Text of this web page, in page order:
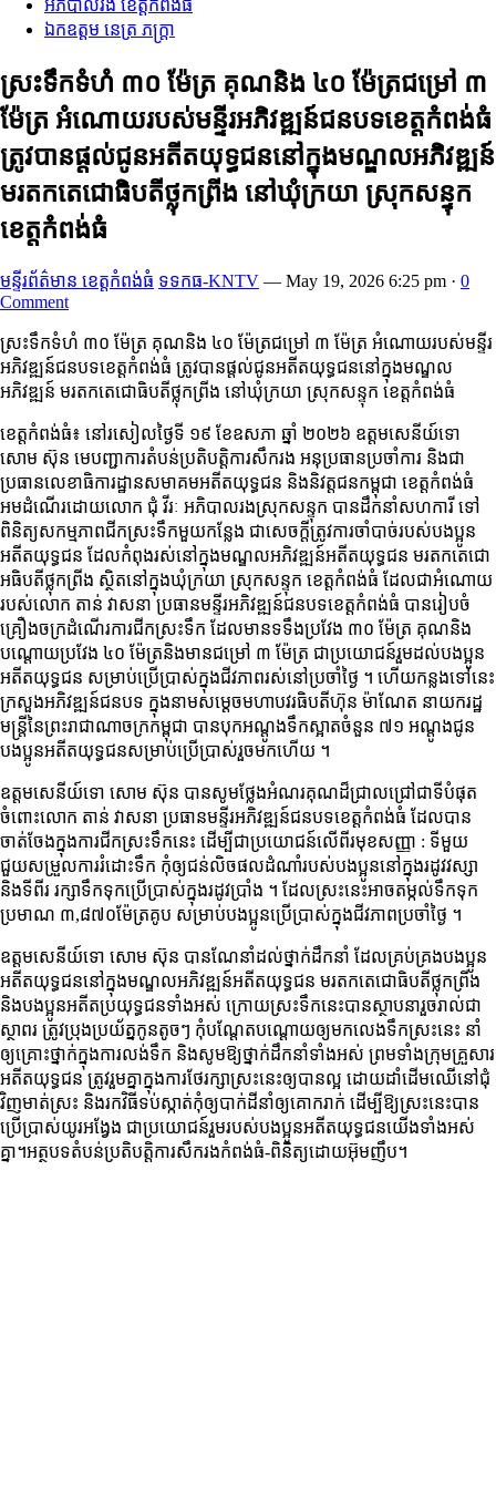
អភិបាលរង ខេត្តកំពង់ធំ
ឯកឧត្តម នេត្រ ភក្ត្រា
ស្រះទឹកទំហំ ៣០ ម៉ែត្រ គុណនិង ៤០ ម៉ែត្រជម្រៅ ៣
ម៉ែត្រ អំណោយរបស់មន្ទីរអភិវឌ្ឍន៍ជនបទខេត្តកំពង់ធំ
ត្រូវបានផ្ដល់ជូនអតីតយុទ្ធជននៅក្នុងមណ្ឌលអភិវឌ្ឍន៍
មរតកតេជោធិបតីថ្លុកព្រីង នៅឃុំក្រយា ស្រុកសន្ទុក
ខេត្តកំពង់ធំ
មន្ទីរព័ត៌មាន ខេត្តកំពង់ធំ ទទកធ-KNTV — May 19, 2026 6:25 pm · 0
Comment
ស្រះទឹកទំហំ ៣០ ម៉ែត្រ គុណនិង ៤០ ម៉ែត្រជម្រៅ ៣ ម៉ែត្រ អំណោយរបស់មន្ទីរ
អភិវឌ្ឍន៍ជនបទខេត្តកំពង់ធំ ត្រូវបានផ្ដល់ជូនអតីតយុទ្ធជននៅក្នុងមណ្ឌល
អភិវឌ្ឍន៍ មរតកតេជោធិបតីថ្លុកព្រីង នៅឃុំក្រយា ស្រុកសន្ទុក ខេត្តកំពង់ធំ
ខេត្តកំពង់ធំ៖ នៅរសៀលថ្ងៃទី ១៩ ខែឧសភា ឆ្នាំ ២០២៦ ឧត្តមសេនីយ៍ទោ
សោម ស៊ុន មេបញ្ជាការតំបន់ប្រតិបត្តិការសឹករង អនុប្រធានប្រចាំការ និងជា
ប្រធានលេខាធិការដ្ឋានសមាគមអតីតយុទ្ធជន និងនិវត្តជនកម្ពុជា ខេត្តកំពង់ធំ
អមដំណើរដោយលោក ជុំ វីរៈ អភិបាលរងស្រុកសន្ទុក បានដឹកនាំសហការី ទៅ
ពិនិត្យសកម្មភាពជីកស្រះទឹកមួយកន្លែង ជាសេចក្តីត្រូវការចាំបាច់របស់បងប្អូន
អតីតយុទ្ធជន ដែលកំពុងរស់នៅក្នុងមណ្ឌលអភិវឌ្ឍន៍អតីតយុទ្ធជន មរតកតេជោ
អធិបតីថ្លុកព្រីង ស្ថិតនៅក្នុងឃុំក្រយា ស្រុកសន្ទុក ខេត្តកំពង់ធំ ដែលជាអំណោយ
របស់លោក តាន់ វាសនា ប្រធានមន្ទីរអភិវឌ្ឍន៍ជនបទខេត្តកំពង់ធំ បានរៀបចំ
គ្រឿងចក្រដំណើរការជីកស្រះទឹក ដែលមានទទឹងប្រវែង ៣០ ម៉ែត្រ គុណនិង
បណ្ដោយប្រវែង ៤០ ម៉ែត្រនិងមានជម្រៅ ៣ ម៉ែត្រ ជាប្រយោជន៍រួមដល់បងប្អូន
អតីតយុទ្ធជន សម្រាប់ប្រើប្រាស់ក្នុងជីវភាពរស់នៅប្រចាំថ្ងៃ ។ ហើយ​កន្លង​ទៅ​នេះ​
ក្រសួង​អភិវឌ្ឍន៍​ជនបទ​ ក្នុង​នាម​សម្ដេច​មហា​បវរ​ធិបតី​ហ៊ុន​ ម៉ាណែត​ នាយករដ្ឋ
មន្ត្រី​នៃ​ព្រះរាជាណាចក្រ​កម្ពុជា​ បាន​បុក​អណ្ដូង​ទឹក​ស្អាត​ចំនួន​ ៧១​ អណ្តូង​ជូន​
បងប្អូន​អតីត​យុទ្ធ​ជន​សម្រាប់​ប្រើ​ប្រាស់​រួចមក​ហើយ​ ។
ឧត្តមសេនីយ៍ទោ សោម ស៊ុន បានសូមថ្លែងអំណរគុណដ៏ជ្រាលជ្រៅជាទីបំផុត
ចំពោះលោក តាន់ វាសនា ប្រធានមន្ទីរអភិវឌ្ឍន៍ជនបទខេត្តកំពង់ធំ ដែលបាន
ចាត់ចែងក្នុងការជីកស្រះទឹកនេះ ដើម្បីជាប្រយោជន៍លើពីរមុខសញ្ញា : ទីមួយ
ជួយសម្រួលការរំដោះទឹក កុំឲ្យជន់លិចផលដំណាំរបស់បងប្អូននៅក្នុងរដូវវស្សា
និងទីពីរ រក្សាទឹកទុកប្រើប្រាស់ក្នុងរដូវប្រាំង ។ ដែលស្រះនេះអាចតម្កល់ទឹកទុក
ប្រមាណ ៣,៨៧០ម៉ែត្រគូប សម្រាប់បងប្អូនប្រើប្រាស់ក្នុងជីវភាពប្រចាំថ្ងៃ ។
ឧត្តមសេនីយ៍ទោ សោម ស៊ុន បានណែនាំដល់ថ្នាក់ដឹកនាំ ដែលគ្រប់គ្រងបងប្អូន
អតីតយុទ្ធជននៅក្នុងមណ្ឌលអភិវឌ្ឍន៍អតីតយុទ្ធជន មរតកតេជោធិបតីថ្លុកព្រីង
និងបងប្អូនអតីតប្រយុទ្ធជនទាំងអស់ ក្រោយស្រះទឹកនេះបានស្ថាបនារួចរាល់ជា
ស្ថាពរ ត្រូវប្រុងប្រយ័ត្នកូនតូចៗ កុំបណ្ដែតបណ្ដោយឲ្យមកលេងទឹកស្រះនេះ នាំ
ឲ្យគ្រោះថ្នាក់ក្នុងការលង់ទឹក និងសូមឱ្យថ្នាក់ដឹកនាំទាំងអស់ ព្រមទាំងក្រុមគ្រួសារ
អតីតយុទ្ធជន ត្រូវរួមគ្នាក្នុងការថែរក្សាស្រះនេះឲ្យបានល្អ ដោយដាំដើមឈើនៅជុំ
វិញមាត់ស្រះ និងរកវិធីទប់ស្កាត់កុំឲ្យបាក់ដីនាំឲ្យគោករាក់ ដើម្បីឱ្យស្រះនេះបាន
ប្រើប្រាស់យូរអង្វែង ជាប្រយោជន៍រួមរបស់បងប្អូនអតីតយុទ្ធជនយើងទាំងអស់
គ្នា។អត្ថបទតំបន់ប្រតិបត្តិការសឹករងកំពង់ធំ-ពិនិត្យដោយអ៊ុមញឹប។